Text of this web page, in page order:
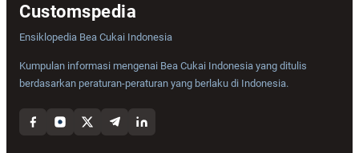
Customspedia
Ensiklopedia Bea Cukai Indonesia
Kumpulan informasi mengenai Bea Cukai Indonesia yang ditulis
berdasarkan peraturan-peraturan yang berlaku di Indonesia.